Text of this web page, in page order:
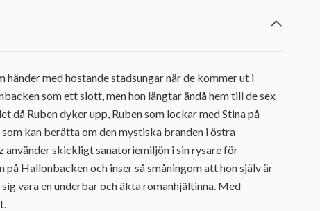
med hostande stadsungar när de kommer ut i
som ett slott, men hon längtar ändå hem till de sex
då Ruben dyker upp, Ruben som lockar med Stina på
kan berätta om den mystiska branden i östra
använder skickligt sanatoriemiljön i sin rysare för
Hallonbacken och inser så småningom att hon själv är
vara en underbar och äkta romanhjältinna. Med